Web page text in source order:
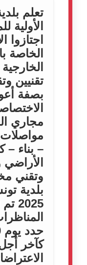
تعلم
الأولية
اجتازوا
الخاصة
تقنيين
بصفة
مجاري
مواصلات
– بناء –
وتقني
بلدية
كآخر